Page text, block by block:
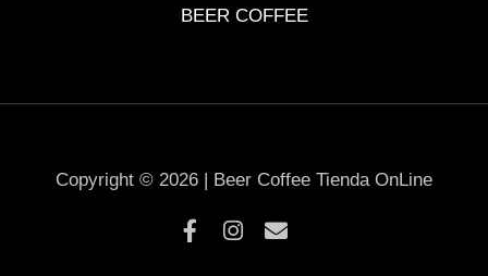
BEER COFFEE
Copyright © 2026 | Beer Coffee Tienda OnLine